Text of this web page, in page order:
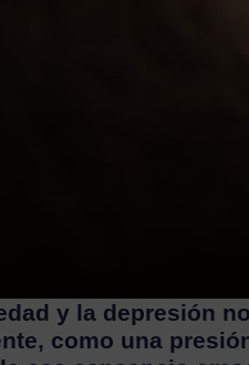
y la depresión
como una